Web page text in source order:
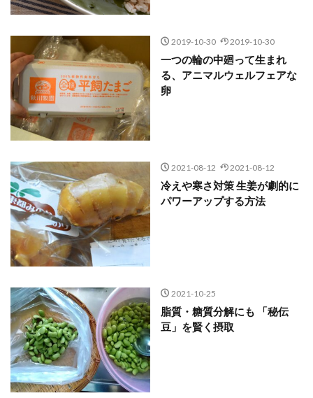
2019-10-30 2019-10-30
一つの輪の中廻って生まれ
る、アニマルウェルフェアな
卵
2021-08-12 2021-08-12
冷えや寒さ対策 生姜が劇的に
パワーアップする方法
2021-10-25
脂質・糖質分解にも 「秘伝
豆」を賢く摂取